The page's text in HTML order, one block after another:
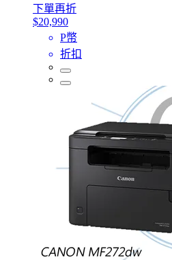
下單再折
$20,990
P幣
折扣